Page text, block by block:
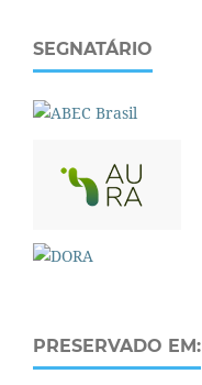
SEGNATÁRIO
PRESERVADO EM: